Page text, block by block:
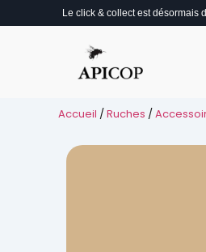
Le click & collect est désormais
Accueil / Ruches /